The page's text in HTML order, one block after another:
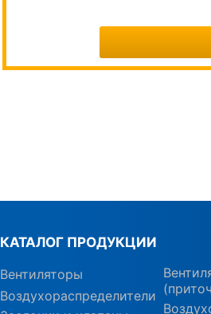
КАТАЛОГ ПРОДУКЦИИ
Вентиляторы
Воздухораспределители